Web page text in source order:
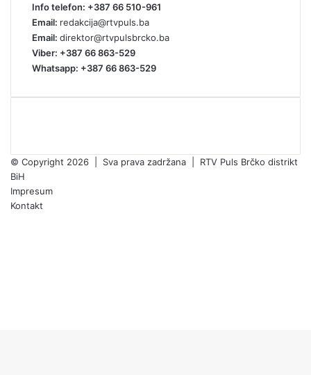
Info telefon: +387 66 510-961
Email: redakcija@rtvpuls.ba
Email: direktor@rtvpulsbrcko.ba
Viber: +387 66 863-529
Whatsapp: +387 66 863-529
© Copyright 2026 | Sva prava zadržana | RTV Puls Brčko distrikt
BiH
Impresum
Kontakt